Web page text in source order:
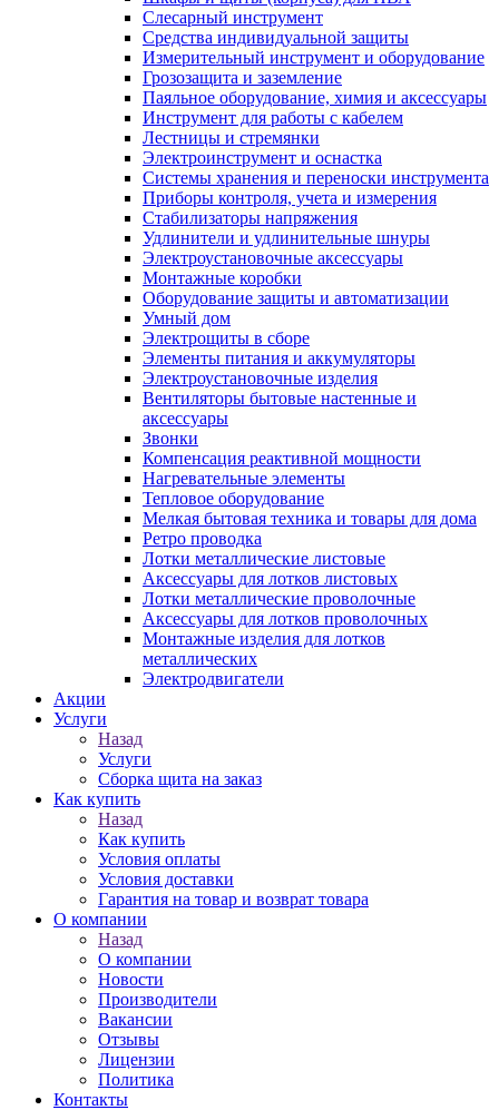
Слесарный инструмент
Средства индивидуальной защиты
Измерительный инструмент и оборудование
Грозозащита и заземление
Паяльное оборудование, химия и аксессуары
Инструмент для работы с кабелем
Лестницы и стремянки
Электроинструмент и оснастка
Системы хранения и переноски инструмента
Приборы контроля, учета и измерения
Стабилизаторы напряжения
Удлинители и удлинительные шнуры
Электроустановочные аксессуары
Монтажные коробки
Оборудование защиты и автоматизации
Умный дом
Электрощиты в сборе
Элементы питания и аккумуляторы
Электроустановочные изделия
Вентиляторы бытовые настенные и
аксессуары
Звонки
Компенсация реактивной мощности
Нагревательные элементы
Тепловое оборудование
Мелкая бытовая техника и товары для дома
Ретро проводка
Лотки металлические листовые
Аксессуары для лотков листовых
Лотки металлические проволочные
Аксессуары для лотков проволочных
Монтажные изделия для лотков
металлических
Электродвигатели
Акции
Услуги
Назад
Услуги
Сборка щита на заказ
Как купить
Назад
Как купить
Условия оплаты
Условия доставки
Гарантия на товар и возврат товара
О компании
Назад
О компании
Новости
Производители
Вакансии
Отзывы
Лицензии
Политика
Контакты